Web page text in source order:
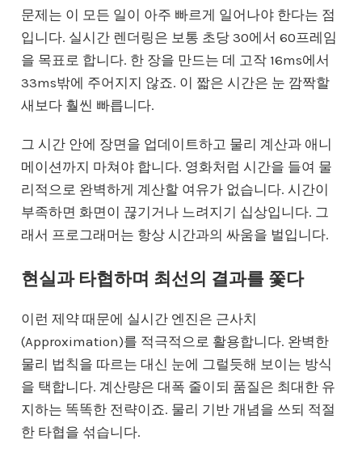
문제는 이 모든 일이 아주 빠르게 일어나야 한다는 점
입니다. 실시간 렌더링은 보통 초당 30에서 60프레임
을 목표로 합니다. 한 장을 만드는 데 고작 16ms에서
33ms밖에 주어지지 않죠. 이 짧은 시간은 눈 깜짝할
새보다 훨씬 빠릅니다.
그 시간 안에 장면을 업데이트하고 물리 계산과 애니
메이션까지 마쳐야 합니다. 영화처럼 시간을 들여 물
리적으로 완벽하게 계산할 여유가 없습니다. 시간이
부족하면 화면이 끊기거나 느려지기 십상입니다. 그
래서 프로그래머는 항상 시간과의 싸움을 벌입니다.
현실과 타협하며 최선의 결과를 쫓다
이런 제약 때문에 실시간 엔진은 근사치
(Approximation)를 적극적으로 활용합니다. 완벽한
물리 법칙을 따르는 대신 눈에 그럴듯해 보이는 방식
을 택합니다. 계산량은 대폭 줄이되 품질은 최대한 유
지하는 똑똑한 전략이죠. 물리 기반 개념을 쓰되 적절
한 타협을 섞습니다.